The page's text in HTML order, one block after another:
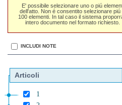
E' possibile selezionare uno o piú
dell'atto. Non é consentito selezionare piú
100 elementi. In tal caso il sistema
intero documento nel formato richiesto.
INCLUDI NOTE
Articoli
1